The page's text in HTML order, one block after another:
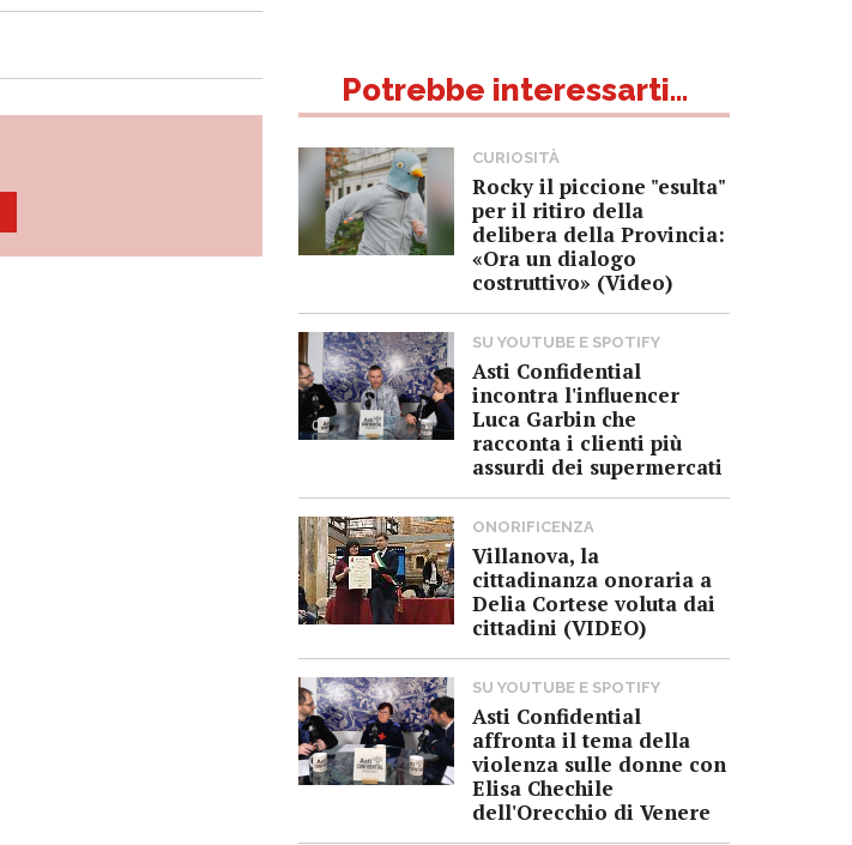
Potrebbe interessarti...
CURIOSITÀ
Rocky il piccione "esulta"
per il ritiro della
delibera della Provincia:
«Ora un dialogo
costruttivo» (Video)
SU YOUTUBE E SPOTIFY
Asti Confidential
incontra l'influencer
Luca Garbin che
racconta i clienti più
assurdi dei supermercati
ONORIFICENZA
Villanova, la
cittadinanza onoraria a
Delia Cortese voluta dai
cittadini (VIDEO)
SU YOUTUBE E SPOTIFY
Asti Confidential
affronta il tema della
violenza sulle donne con
Elisa Chechile
dell'Orecchio di Venere